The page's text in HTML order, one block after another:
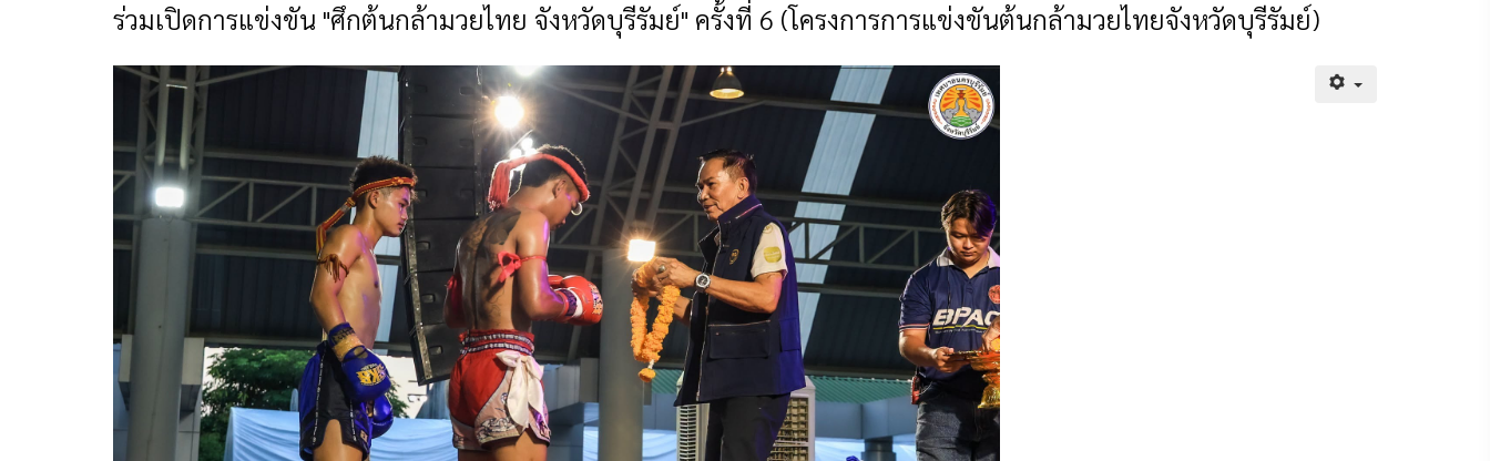
ร่วมเปิดการแข่งขัน "ศึกต้นกล้ามวยไทย จังหวัดบุรีรัมย์" ครั้งที่ 6 (โครงการการแข่งขันต้นกล้ามวยไทยจังหวัดบุรีรัมย์)